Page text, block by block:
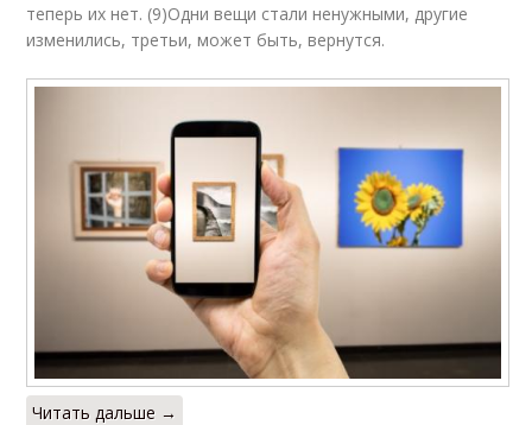
теперь их нет. (9)Одни вещи стали ненужными, другие
изменились, третьи, может быть, вернутся.
Читать дальше →